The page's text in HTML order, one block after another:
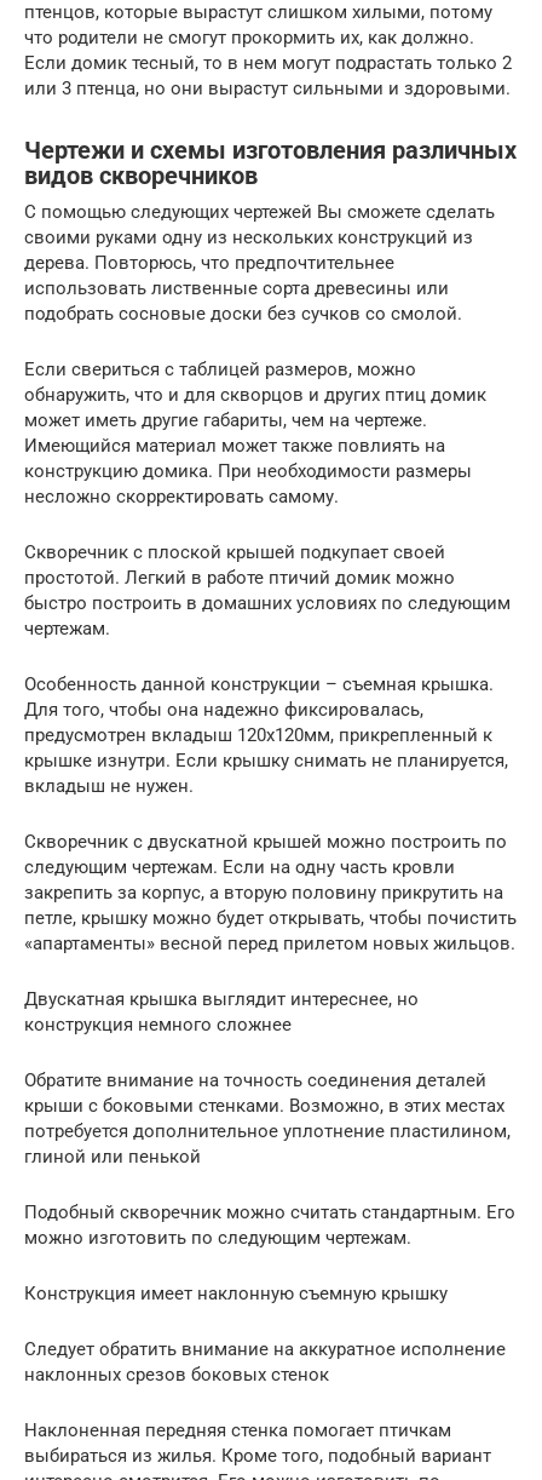
птенцов, которые вырастут слишком хилыми, потому
что родители не смогут прокормить их, как должно.
Если домик тесный, то в нем могут подрастать только 2
или 3 птенца, но они вырастут сильными и здоровыми.
Чертежи и схемы изготовления различных
видов скворечников
С помощью следующих чертежей Вы сможете сделать
своими руками одну из нескольких конструкций из
дерева. Повторюсь, что предпочтительнее
использовать лиственные сорта древесины или
подобрать сосновые доски без сучков со смолой.
Если свериться с таблицей размеров, можно
обнаружить, что и для скворцов и других птиц домик
может иметь другие габариты, чем на чертеже.
Имеющийся материал может также повлиять на
конструкцию домика. При необходимости размеры
несложно скорректировать самому.
Скворечник с плоской крышей подкупает своей
простотой. Легкий в работе птичий домик можно
быстро построить в домашних условиях по следующим
чертежам.
Особенность данной конструкции – съемная крышка.
Для того, чтобы она надежно фиксировалась,
предусмотрен вкладыш 120х120мм, прикрепленный к
крышке изнутри. Если крышку снимать не планируется,
вкладыш не нужен.
Скворечник с двускатной крышей можно построить по
следующим чертежам. Если на одну часть кровли
закрепить за корпус, а вторую половину прикрутить на
петле, крышку можно будет открывать, чтобы почистить
«апартаменты» весной перед прилетом новых жильцов.
Двускатная крышка выглядит интереснее, но
конструкция немного сложнее
Обратите внимание на точность соединения деталей
крыши с боковыми стенками. Возможно, в этих местах
потребуется дополнительное уплотнение пластилином,
глиной или пенькой
Подобный скворечник можно считать стандартным. Его
можно изготовить по следующим чертежам.
Конструкция имеет наклонную съемную крышку
Следует обратить внимание на аккуратное исполнение
наклонных срезов боковых стенок
Наклоненная передняя стенка помогает птичкам
выбираться из жилья. Кроме того, подобный вариант